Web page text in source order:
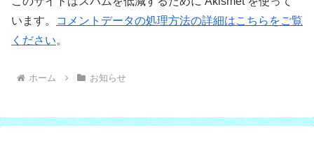
います。
コメントデータの処理方法の詳細はこちらをご覧
ください。
ホーム お知らせ